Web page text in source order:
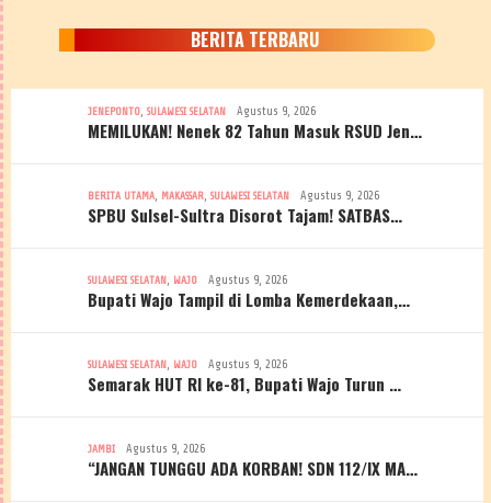
BERITA TERBARU
JENEPONTO, SULAWESI SELATAN Agustus 9, 2026
MEMILUKAN! Nenek 82 Tahun Masuk RSUD Jen…
BERITA UTAMA, MAKASSAR, SULAWESI SELATAN Agustus 9, 2026
SPBU Sulsel-Sultra Disorot Tajam! SATBAS…
SULAWESI SELATAN, WAJO Agustus 9, 2026
Bupati Wajo Tampil di Lomba Kemerdekaan,…
SULAWESI SELATAN, WAJO Agustus 9, 2026
Semarak HUT RI ke-81, Bupati Wajo Turun …
JAMBI Agustus 9, 2026
“JANGAN TUNGGU ADA KORBAN! SDN 112/IX MA…